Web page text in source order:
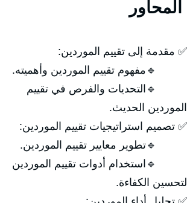
✅ مقدمة إلى تقييم الموردين:
🔹مفهوم تقييم الموردين وأهميته.
🔹التحديات والفرص في تقييم
الموردين الحديث.
✅ تصميم استراتيجيات تقييم الموردين:
🔹تطوير معايير تقييم الموردين.
🔹استخدام أدوات تقييم الموردين
لتحسين الكفاءة.